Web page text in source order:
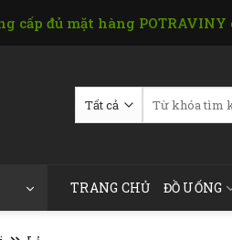
cấp đủ mặt hàng POTRAVINY
kiếm:
TRANG CHỦ ĐỒ UỐNG